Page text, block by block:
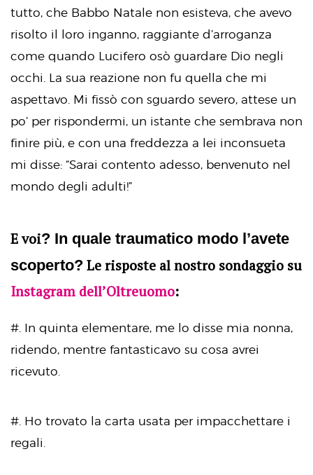
tutto, che Babbo Natale non esisteva, che avevo
risolto il loro inganno, raggiante d’arroganza
come quando Lucifero osò guardare Dio negli
occhi. La sua reazione non fu quella che mi
aspettavo. Mi fissò con sguardo severo, attese un
po’ per rispondermi, un istante che sembrava non
finire più, e con una freddezza a lei inconsueta
mi disse: “Sarai contento adesso, benvenuto nel
mondo degli adulti!”
E voi? In quale traumatico modo l’avete
scoperto? Le risposte al nostro sondaggio su
Instagram dell’Oltreuomo:
#. In quinta elementare, me lo disse mia nonna,
ridendo, mentre fantasticavo su cosa avrei
ricevuto.
#. Ho trovato la carta usata per impacchettare i
regali.